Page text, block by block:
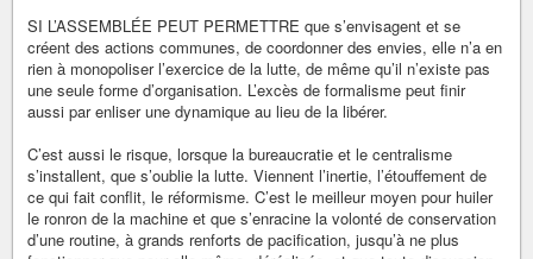
SI L’ASSEMBLÉE PEUT PERMETTRE que s’envisagent et se
créent des actions communes, de coordonner des envies, elle n’a en
rien à monopoliser l’exercice de la lutte, de même qu’il n’existe pas
une seule forme d’organisation. L’excès de formalisme peut finir
aussi par enliser une dynamique au lieu de la libérer.
C’est aussi le risque, lorsque la bureaucratie et le centralisme
s’installent, que s’oublie la lutte. Viennent l’inertie, l’étouffement de
ce qui fait conflit, le réformisme. C’est le meilleur moyen pour huiler
le ronron de la machine et que s’enracine la volonté de conservation
d’une routine, à grands renforts de pacification, jusqu’à ne plus